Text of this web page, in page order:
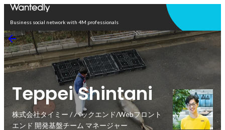
Business social network with 4M professionals
Teppei Shintani
株式会社タイミー / バックエンド/Webフロント
エンド 開発基盤チーム マネージャー